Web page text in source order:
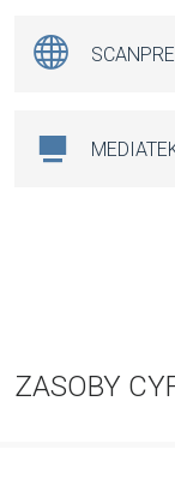
ZASOBY